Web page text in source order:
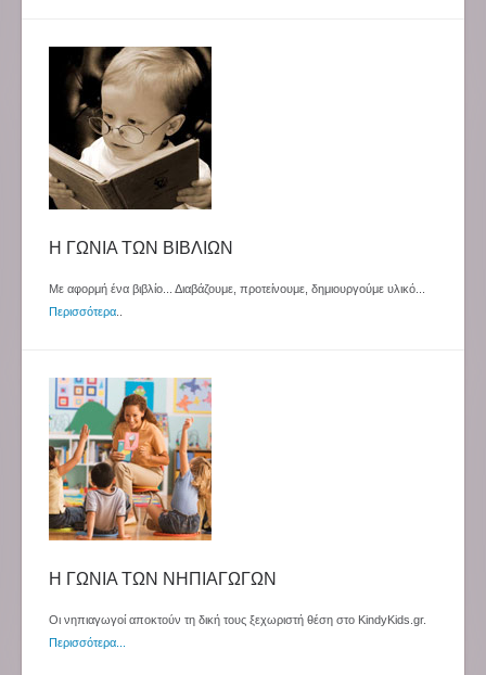
Η ΓΩΝΙΑ ΤΩΝ ΒΙΒΛΙΩΝ
Με αφορμή ένα βιβλίο... Διαβάζουμε, προτείνουμε, δημιουργούμε υλικό...
Περισσότερα
Η ΓΩΝΙΑ ΤΩΝ ΝΗΠΙΑΓΩΓΩΝ
Οι νηπιαγωγοί αποκτούν τη δική τους ξεχωριστή θέση στο KindyKids.gr.
Περισσότερα...